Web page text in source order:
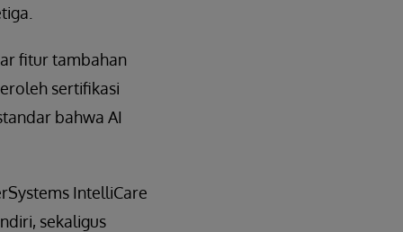
fitur tambahan
sertifikasi
bahwa AI
IntelliCare
sekaligus